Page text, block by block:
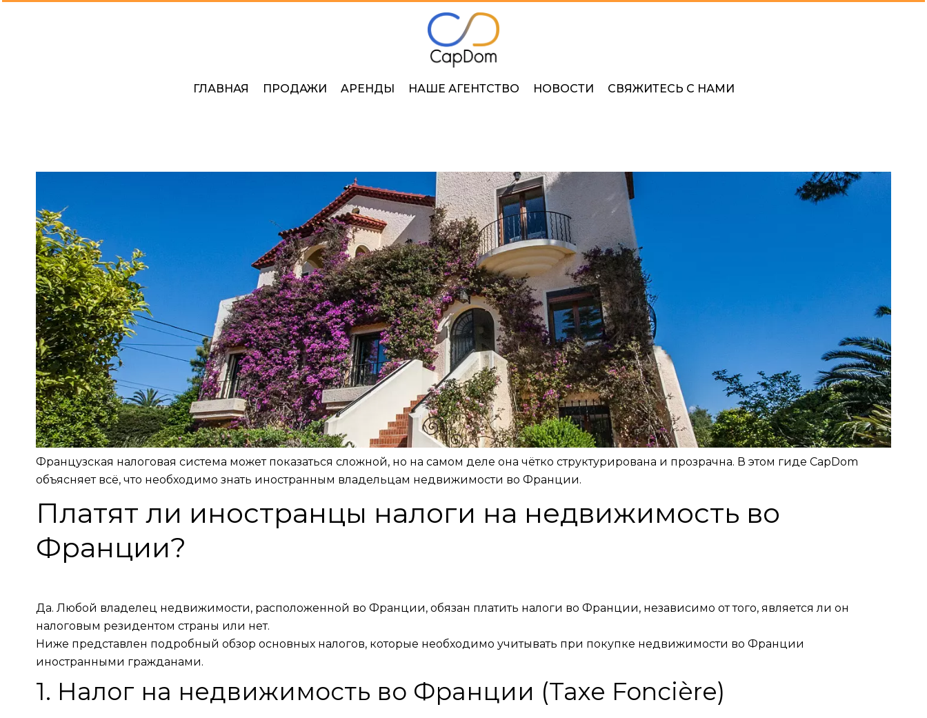
ГЛАВНАЯ ПРОДАЖИ AРЕНДЫ НАШЕ АГЕНТСТВО НОВОСТИ СВЯЖИТЕСЬ С НАМИ
Французская налоговая система может показаться сложной, но на самом деле она чётко структурирована и прозрачна. В этом гиде CapDom
объясняет всё, что необходимо знать иностранным владельцам недвижимости во Франции.
Платят ли иностранцы налоги на недвижимость во
Франции?
Да. Любой владелец недвижимости, расположенной во Франции, обязан платить налоги во Франции, независимо от того, является ли он
налоговым резидентом страны или нет.
Ниже представлен подробный обзор основных налогов, которые необходимо учитывать при покупке недвижимости во Франции
иностранными гражданами.
1. Налог на недвижимость во Франции (Taxe Foncière)